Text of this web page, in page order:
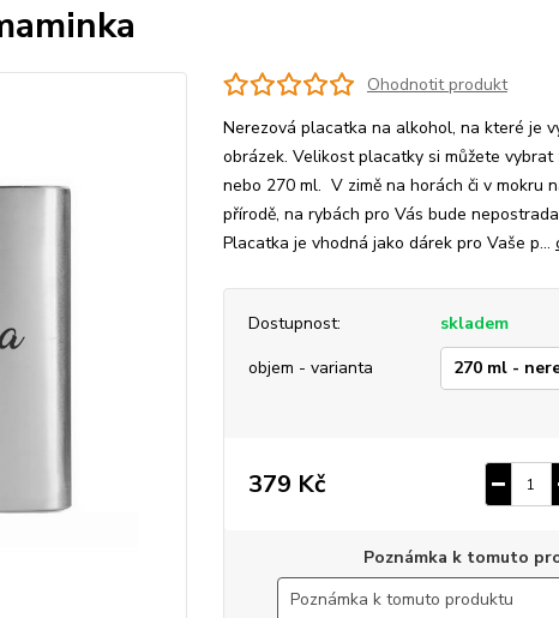
Ohodnotit produkt
Nerezová placatka na alkohol, na které je
obrázek. Velikost placatky si můžete vybrat
nebo 270 ml. V zimě na horách či v mokru
přírodě, na rybách pro Vás bude
Placatka je vhodná jako dárek pro Vaše p...
Dostupnost:
skladem
objem - varianta
379 Kč
Poznámka k tomuto